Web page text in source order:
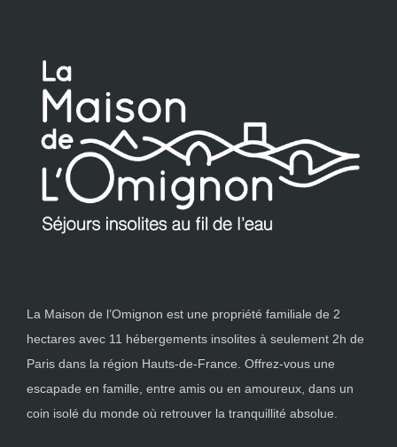
La Maison de l’Omignon est une propriété familiale de 2
hectares avec 11 hébergements insolites à seulement 2h de
Paris dans la région Hauts-de-France. Offrez-vous une
escapade en famille, entre amis ou en amoureux, dans un
coin isolé du monde où retrouver la tranquillité absolue.